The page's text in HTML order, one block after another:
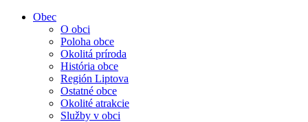
Obec
O obci
Poloha obce
Okolitá príroda
História obce
Región Liptova
Ostatné obce
Okolité atrakcie
Služby v obci